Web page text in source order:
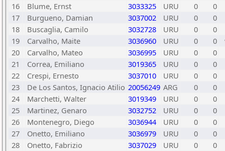
16
Blume, Ernst 3033325 URU 0
0
17
Burgueno, Damian 3037002 URU 0
0
18
Buscaglia, Camilo 3032728 URU 0
0
19
Carvalho, Maite 3036960 URU 0 0
20
Carvalho, Mateo 3036995 URU 0
0
21
Correa, Emiliano 3019365 URU 0
0
22
Crespi, Ernesto 3037010 URU 0
0
23
De Los Santos, Ignacio Atilio 20056249 ARG 0
0
24
Marchetti, Walter 3019349 URU 0
0
25
Martinez, Genaro 3032752 URU 0
0
26
Montenegro, Diego 3036944 URU 0
0
27
Onetto, Emiliano 3036979 URU 0
0
28
Onetto, Fabrizio 3037029 URU 0
0